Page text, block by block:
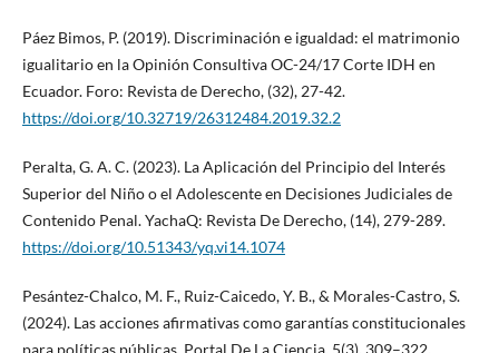
Páez Bimos, P. (2019). Discriminación e igualdad: el matrimonio
igualitario en la Opinión Consultiva OC-24/17 Corte IDH en
Ecuador. Foro: Revista de Derecho, (32), 27-42.
https://doi.org/10.32719/26312484.2019.32.2
Peralta, G. A. C. (2023). La Aplicación del Principio del Interés
Superior del Niño o el Adolescente en Decisiones Judiciales de
Contenido Penal. YachaQ: Revista De Derecho, (14), 279-289.
https://doi.org/10.51343/yq.vi14.1074
Pesántez-Chalco, M. F., Ruiz-Caicedo, Y. B., & Morales-Castro, S.
(2024). Las acciones afirmativas como garantías constitucionales